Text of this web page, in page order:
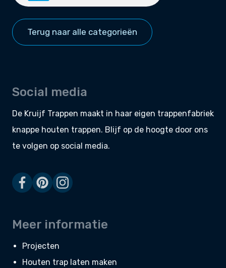
Terug naar alle categorieën
Social media
De Kruijf Trappen maakt in haar eigen trappenfabriek
knappe houten trappen. Blijf op de hoogte door ons
te volgen op social media.
Meer informatie
Projecten
Houten trap laten maken